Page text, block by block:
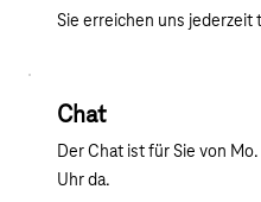
Sie erreichen uns jederzeit
Chat
Der Chat ist für Sie von
Uhr da.